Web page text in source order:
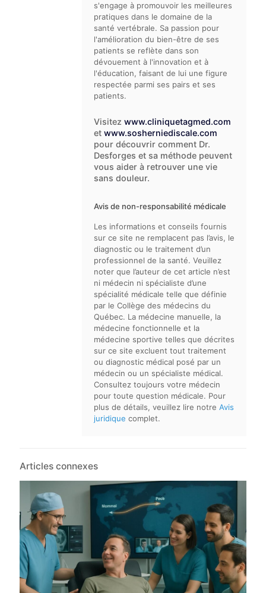
s'engage à promouvoir les meilleures
pratiques dans le domaine de la
santé vertébrale. Sa passion pour
l'amélioration du bien-être de ses
patients se reflète dans son
dévouement à l'innovation et à
l'éducation, faisant de lui une figure
respectée parmi ses pairs et ses
patients.
Visitez www.cliniquetagmed.com
et www.sosherniediscale.com
pour découvrir comment Dr.
Desforges et sa méthode peuvent
vous aider à retrouver une vie
sans douleur.
Avis de non-responsabilité médicale
Les informations et conseils fournis
sur ce site ne remplacent pas l’avis, le
diagnostic ou le traitement d’un
professionnel de la santé. Veuillez
noter que l’auteur de cet article n’est
ni médecin ni spécialiste d’une
spécialité médicale telle que définie
par le Collège des médecins du
Québec. La médecine manuelle, la
médecine fonctionnelle et la
médecine sportive telles que décrites
sur ce site excluent tout traitement
ou diagnostic médical posé par un
médecin ou un spécialiste médical.
Consultez toujours votre médecin
pour toute question médicale. Pour
plus de détails, veuillez lire notre Avis
juridique complet.
Articles connexes